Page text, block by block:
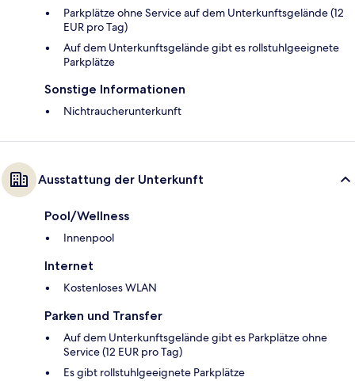
Parkplätze ohne Service auf dem Unterkunftsgelände (12
EUR pro Tag)
Auf dem Unterkunftsgelände gibt es rollstuhlgeeignete
Parkplätze
Sonstige Informationen
Nichtraucherunterkunft
Ausstattung der Unterkunft
Pool/Wellness
Innenpool
Internet
Kostenloses WLAN
Parken und Transfer
Auf dem Unterkunftsgelände gibt es Parkplätze ohne
Service (12 EUR pro Tag)
Es gibt rollstuhlgeeignete Parkplätze